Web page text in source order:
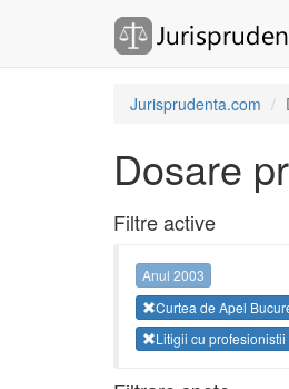
Jurisprudenta.com
Dosare
Filtre active
Anul 2003
Curtea de Apel
Litigii cu profesionistii